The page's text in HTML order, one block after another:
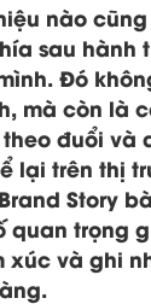
nào
sau hành
Đó
mà còn là
đuổi và
lại trên thị
Story
quan trọng
xúc và ghi